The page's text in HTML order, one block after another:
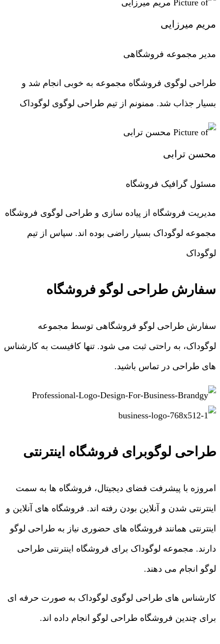
مریم میرزایی
مدیر مجموعه فروشگاهی
طراحی لوگوی فروشگاه مجموعه به خوبی انجام شد و
بسیار جذاب شد. ممنونم از تیم طراحی لوگوی لوگوداک
محسن ترابی
مسئول گرافیک فروشگاه
مدیریت فروشگاه از پیاده سازی و طراحی لوگوی فروشگاه
مجموعه لوگوداک بسیار راضی بوده اند. سپاس از تیم
لوگوداک
سفارش طراحی لوگو فروشگاه
سفارش طراحی لوگو فروشگاهی توسط مجموعه
لوگوداک، به راحتی ثبت می شود. تنها کافیست به کارشناس
های طراحی در تماس باشید.
طراحی لوگوبرای فروشگاه اینترنتی
امروزه با پیشرفت فضای دیجیتال، فروشگاه ها به سمت
اینترنتی شدن و آنلاین بودن رفته اند. فروشگاه های آنلاین و
اینترنتی همانند فروشگاه های حضوری نیاز به طراحی لوگو
دارند. مجموعه لوگوداک برای فروشگاه اینترنتی طراحی
لوگو انجام می دهند.
کارشناس های طراحی لوگوی لوگوداک به صورت حرفه ای
برای چندین فروشگاه طراحی لوگو انجام داده اند.